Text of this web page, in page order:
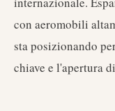
con aeromobili
sta posizionando
chiave e l'apertura